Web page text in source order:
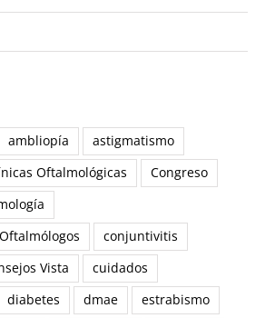
ambliopía
astigmatismo
Oftalmológicas
Congreso
conjuntivitis
Vista
cuidados
diabetes dmae
estrabismo